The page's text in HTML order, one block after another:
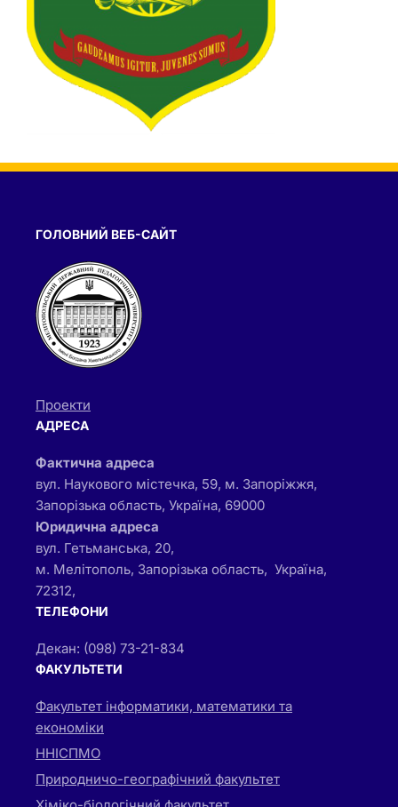
ГОЛОВНИЙ ВЕБ-САЙТ
Проекти
АДРЕСА
Фактична адреса
вул. Наукового містечка, 59, м. Запоріжжя,
Запорізька область, Україна, 69000
Юридична адреса
вул. Гетьманська, 20,
м. Мелітополь, Запорізька область, Україна,
72312,
ТЕЛЕФОНИ
Декан: (098) 73-21-834
ФАКУЛЬТЕТИ
Факультет інформатики, математики та
економіки
ННІСПМО
Природничо-географічний факультет